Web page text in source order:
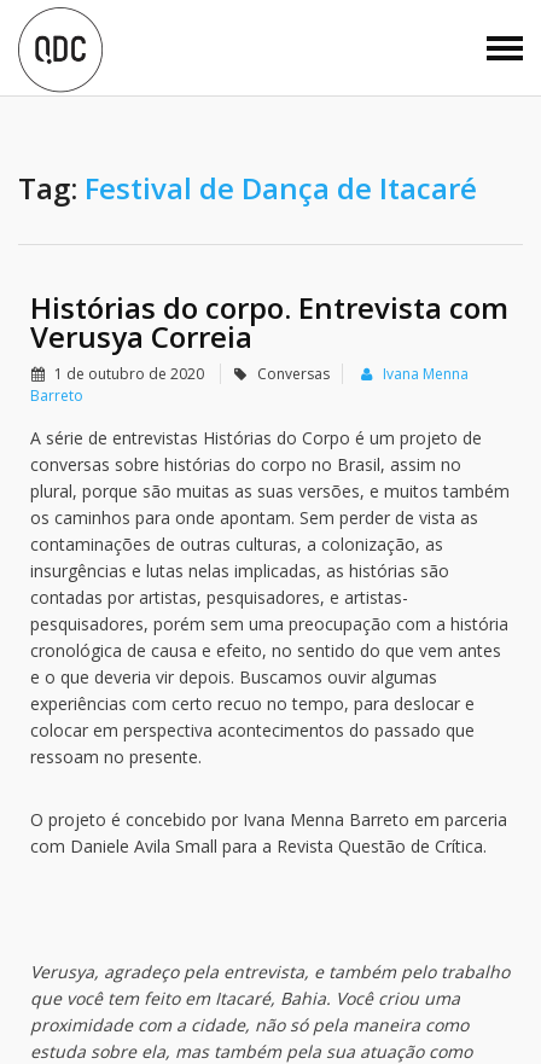
Tag: Festival de Dança de Itacaré
Histórias do corpo. Entrevista com
Verusya Correia
1 de outubro de 2020 Conversas
Ivana Menna
Barreto
A série de entrevistas Histórias do Corpo é um projeto de
conversas sobre histórias do corpo no Brasil, assim no
plural, porque são muitas as suas versões, e muitos também
os caminhos para onde apontam. Sem perder de vista as
contaminações de outras culturas, a colonização, as
insurgências e lutas nelas implicadas, as histórias são
contadas por artistas, pesquisadores, e artistas-
pesquisadores, porém sem uma preocupação com a história
cronológica de causa e efeito, no sentido do que vem antes
e o que deveria vir depois. Buscamos ouvir algumas
experiências com certo recuo no tempo, para deslocar e
colocar em perspectiva acontecimentos do passado que
ressoam no presente.
O projeto é concebido por Ivana Menna Barreto em parceria
com Daniele Avila Small para a Revista Questão de Crítica.
Verusya, agradeço pela entrevista, e também pelo trabalho
que você tem feito em Itacaré, Bahia. Você criou uma
proximidade com a cidade, não só pela maneira como
estuda sobre ela, mas também pela sua atuação como